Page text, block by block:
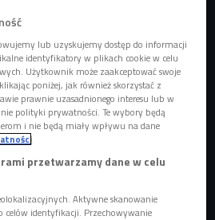

tekst do utworu "Na
słyszę/Czwórka)
Rogala DDL w wykonaniu
słyszę/Czwórka)
lub uzyskujemy dostęp do informacji
identyfikatory w plikach cookie w celu
Użytkownik może zaakceptować swoje
poniżej, jak również skorzystać z
prawnie uzasadnionego interesu lub w
polityki prywatności. Te wybory będą
i nie będą miały wpływu na dane
przetwarzamy dane w celu
Aktywne skanowanie
celów identyfikacji. Przechowywanie